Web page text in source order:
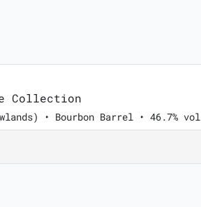
Collection
• Bourbon Barrel • 46.7% vol